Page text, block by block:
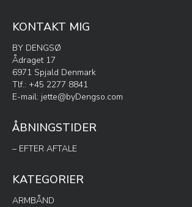
KONTAKT MIG
BY DENGSØ
Ådraget 17
6971 Spjald Denmark
Tlf.: +45 2277 8841
E-mail: jette@byDengso.com
ÅBNINGSTIDER
– EFTER AFTALE
KATEGORIER
ARMBÅND